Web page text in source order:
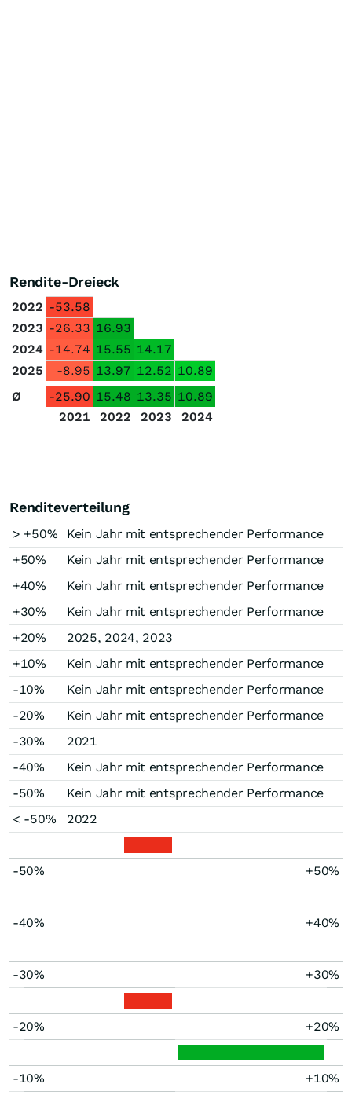
Rendite-Dreieck
2022 -53.58
2023 -26.33 16.93
2024 -14.74 15.55 14.17
2025
-8.95 13.97 12.52 10.89
Ø
-25.90 15.48 13.35 10.89
2021
2022 2023 2024
Renditeverteilung
> +50%
Kein Jahr mit entsprechender Performance
+50%
Kein Jahr mit entsprechender Performance
+40%
Kein Jahr mit entsprechender Performance
+30%
Kein Jahr mit entsprechender Performance
+20%
2025, 2024, 2023
+10%
Kein Jahr mit entsprechender Performance
-10%
Kein Jahr mit entsprechender Performance
-20%
Kein Jahr mit entsprechender Performance
-30%
2021
-40%
Kein Jahr mit entsprechender Performance
-50%
Kein Jahr mit entsprechender Performance
< -50%
2022
-50% +50%
-40% +40%
-30% +30%
-20% +20%
-10% +10%